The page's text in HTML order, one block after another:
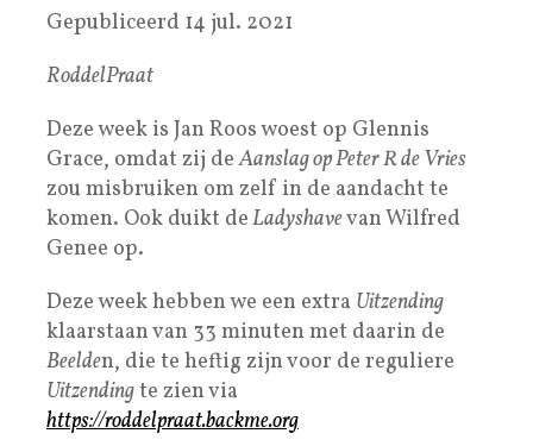
Gepubliceerd 14 jul. 2021
RoddelPraat
Deze week is Jan Roos woest op Glennis
Grace, omdat zij deAanslag op Peter R de Vries
zou misbruiken om zelf in de aandacht te
komen. Ook duikt deLadyshavevan Wilfred
Genee op.
Deze week hebben we een extra Uitzending
klaarstaan van 33 minuten met daarin de
Beelden, die te heftig zijn voor de reguliere
Uitzendingte zien via
https://roddelpraat.backme.org